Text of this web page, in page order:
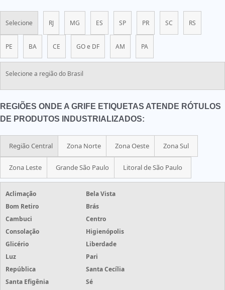
Selecione RJ MG ES SP PR SC RS
PE BA CE GO e DF AM PA
Selecione a região do Brasil
REGIÕES ONDE A GRIFE ETIQUETAS ATENDE RÓTULOS
DE PRODUTOS INDUSTRIALIZADOS:
Região Central Zona Norte Zona Oeste Zona Sul
Zona Leste Grande São Paulo Litoral de São Paulo
Aclimação
Bela Vista
Bom Retiro
Brás
Cambuci
Centro
Consolação
Higienópolis
Glicério
Liberdade
Luz
Pari
República
Santa Cecília
Santa Efigênia
Sé